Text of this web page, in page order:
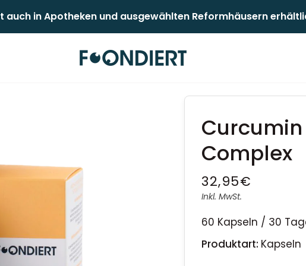
auch in Apotheken und ausgewählten Reformhäusern erhältlich!
Complex
32,95€
Inkl. MwSt.
60 Kapseln / 30
Produktart: Kapseln